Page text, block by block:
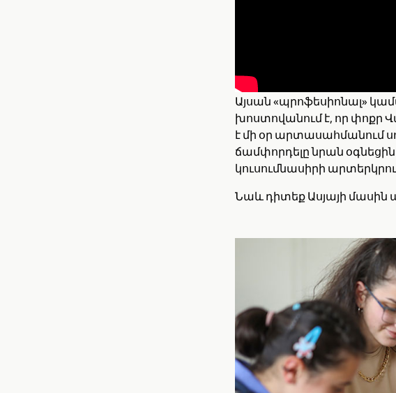
Ծանոթացեք, ՍՄԱՐԹ
առաջ երեք
պատմում, հասցրեց նոր
հմտությունների
Այսան «պրոֆեսիոնալ»
խոստովանում է, որ փոքր
է մի օր արտասահմանում
ճամփորդելը նրան օգնեցին
կուսումնասիրի
Նաև դիտեք Ասյայի մասին